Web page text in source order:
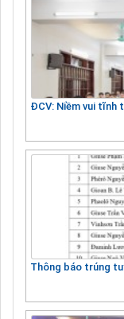
ĐCV: Niềm vui tĩnh
Thông báo trúng